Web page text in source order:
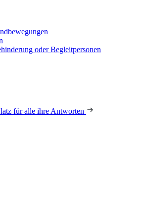
oder Begleitpersonen
für alle ihre Antworten